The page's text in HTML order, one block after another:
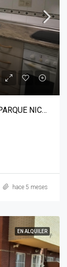
LIBRE 02/03/2026 – ESTUDIANTES – PARQUE NICOLÁS SALMERÓN
hace 5 meses
EN ALQUILER